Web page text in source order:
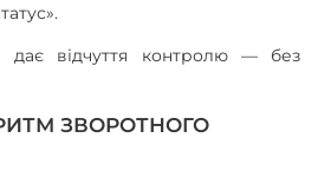
дає відчуття контролю — без
ЗВОРОТНОГО